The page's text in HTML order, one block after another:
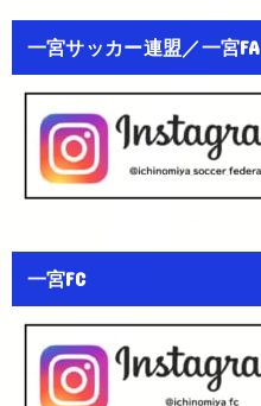
一宮サッカー連盟／一宮FA
一宮FC